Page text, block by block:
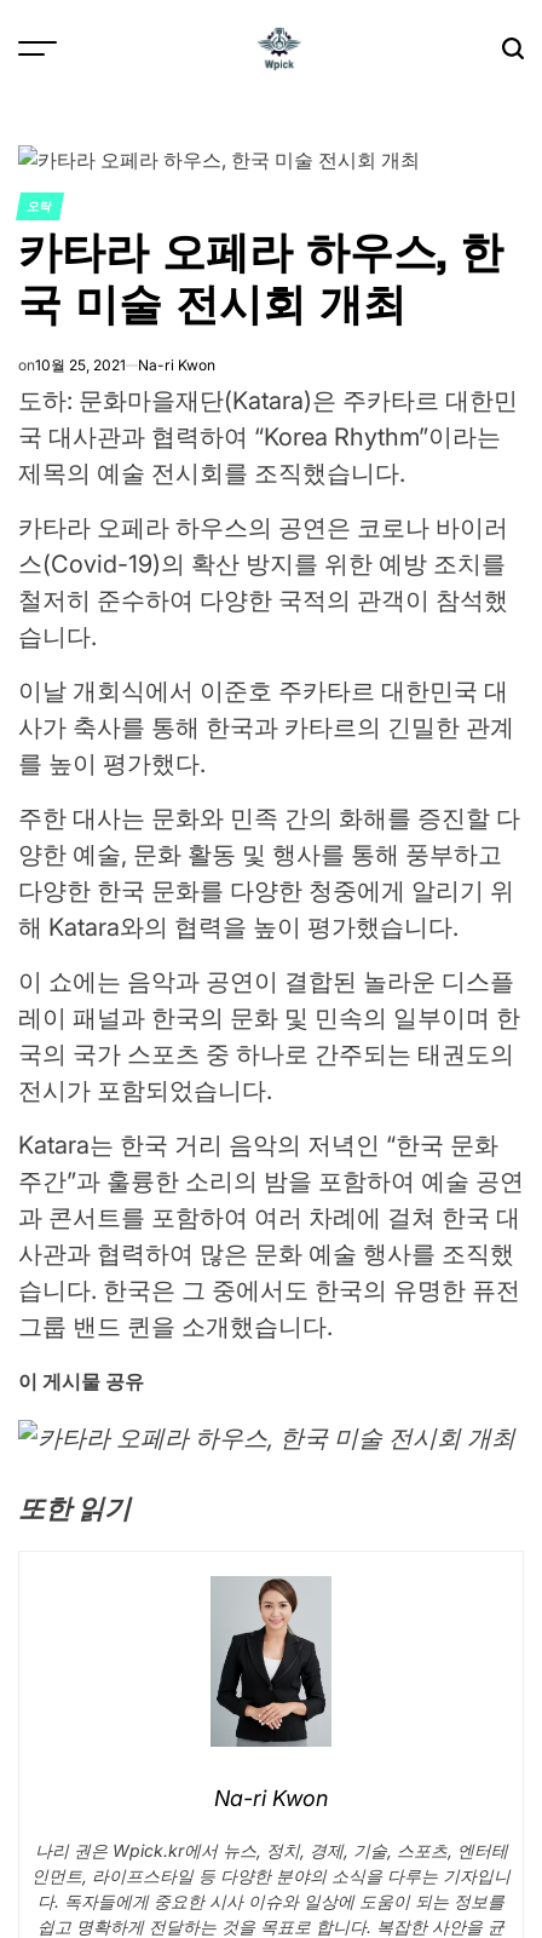
POSTED
IN
오락
카타라 오페라 하우스, 한
국 미술 전시회 개최
on10월 25, 2021 Na-ri Kwon
도하: 문화마을재단(Katara)은 주카타르 대한민
국 대사관과 협력하여 “Korea Rhythm”이라는
제목의 예술 전시회를 조직했습니다.
카타라 오페라 하우스의 공연은 코로나 바이러
스(Covid-19)의 확산 방지를 위한 예방 조치를
철저히 준수하여 다양한 국적의 관객이 참석했
습니다.
이날 개회식에서 이준호 주카타르 대한민국 대
사가 축사를 통해 한국과 카타르의 긴밀한 관계
를 높이 평가했다.
주한 대사는 문화와 민족 간의 화해를 증진할 다
양한 예술, 문화 활동 및 행사를 통해 풍부하고
다양한 한국 문화를 다양한 청중에게 알리기 위
해 Katara와의 협력을 높이 평가했습니다.
이 쇼에는 음악과 공연이 결합된 놀라운 디스플
레이 패널과 한국의 문화 및 민속의 일부이며 한
국의 국가 스포츠 중 하나로 간주되는 태권도의
전시가 포함되었습니다.
Katara는 한국 거리 음악의 저녁인 “한국 문화
주간”과 훌륭한 소리의 밤을 포함하여 예술 공연
과 콘서트를 포함하여 여러 차례에 걸쳐 한국 대
사관과 협력하여 많은 문화 예술 행사를 조직했
습니다. 한국은 그 중에서도 한국의 유명한 퓨전
그룹 밴드 퀸을 소개했습니다.
이 게시물 공유
또한 읽기
Na-ri Kwon
나리 권은 Wpick.kr에서 뉴스, 정치, 경제, 기술, 스포츠, 엔터테
인먼트, 라이프스타일 등 다양한 분야의 소식을 다루는 기자입니
다. 독자들에게 중요한 시사 이슈와 일상에 도움이 되는 정보를
쉽고 명확하게 전달하는 것을 목표로 합니다. 복잡한 사안을 균